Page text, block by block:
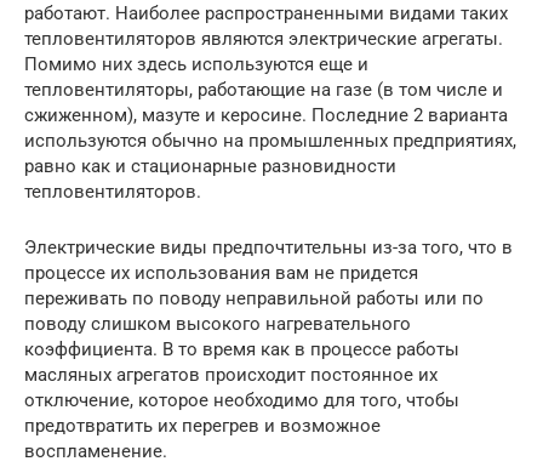
работают. Наиболее распространенными видами таких
тепловентиляторов являются электрические агрегаты.
Помимо них здесь используются еще и
тепловентиляторы, работающие на газе (в том числе и
сжиженном), мазуте и керосине. Последние 2 варианта
используются обычно на промышленных предприятиях,
равно как и стационарные разновидности
тепловентиляторов.
Электрические виды предпочтительны из-за того, что в
процессе их использования вам не придется
переживать по поводу неправильной работы или по
поводу слишком высокого нагревательного
коэффициента. В то время как в процессе работы
масляных агрегатов происходит постоянное их
отключение, которое необходимо для того, чтобы
предотвратить их перегрев и возможное
воспламенение.